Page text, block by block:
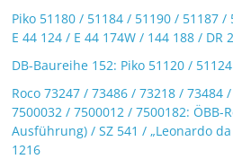
Piko 51180 / 51184 / 51190 / 51187 /
E 44 124 / E 44 174W / 144 188 / DR
DB-Baureihe 152: Piko 51120 /
Roco 73247 / 73486 / 73218 / 73484
7500032 / 7500012 / 7500182: ÖBB-
Ausführung) / SZ 541 / „Leonardo
1216